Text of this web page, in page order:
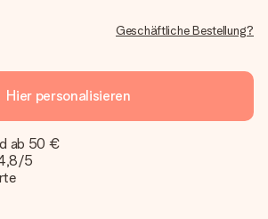
Geschäftliche Bestellung?
Hier personalisieren
ab 50 €
5